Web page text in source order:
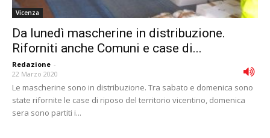
Vicenza
Da lunedì mascherine in distribuzione.
Riforniti anche Comuni e case di...
Redazione -
22 Marzo 2020
Le mascherine sono in distribuzione. Tra sabato e domenica sono
state rifornite le case di riposo del territorio vicentino, domenica
sera sono partiti i...